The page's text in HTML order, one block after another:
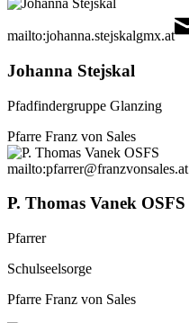
mailto:johanna.stejskalgmx.at
Johanna Stejskal
Pfadfindergruppe Glanzing
Pfarre Franz von Sales
mailto:pfarrer@franzvonsales.at
P. Thomas Vanek OSFS
Pfarrer
Schulseelsorge
Pfarre Franz von Sales